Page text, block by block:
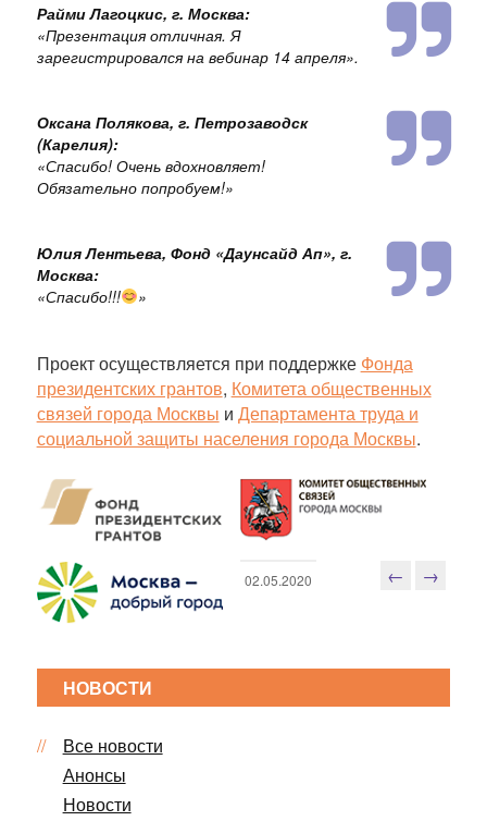
Райми Лагоцкис, г. Москва:
«Презентация отличная. Я
зарегистрировался на вебинар 14 апреля».
Оксана Полякова, г. Петрозаводск
(Карелия):
«Спасибо! Очень вдохновляет!
Обязательно попробуем!»
Юлия Лентьева, Фонд «Даунсайд Ап», г.
Москва:
«Спасибо!!! »
Проект осуществляется при поддержке Фонда
президентских грантов, Комитета общественных
связей города Москвы и Департамента труда и
социальной защиты населения города Москвы.
02.05.2020
Н
и
ц
← →
НОВОСТИ
Все новости
Анонсы
Новости